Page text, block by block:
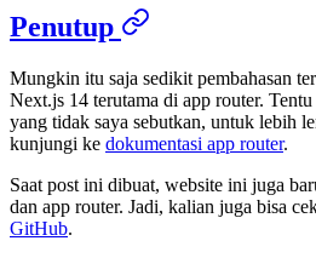
Penutup
Mungkin itu saja sedikit pembahasan
Next.js 14 terutama di app router.
yang tidak saya sebutkan, untuk lebih
kunjungi ke dokumentasi app router.
Saat post ini dibuat, website ini juga
dan app router. Jadi, kalian juga bisa
GitHub.